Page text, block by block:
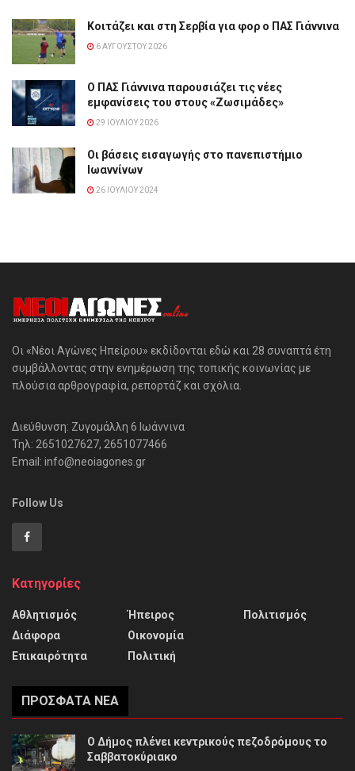
Κοιτάζει και στη Σερβία για φορ ο ΠΑΣ Γιάννινα
6 ΑΥΓΟΎΣΤΟΥ 2026
Ο ΠΑΣ Γιάννινα παρουσιάζει τις νέες
εμφανίσεις του στους «Ζωσιμάδες»
29 ΙΟΥΛΊΟΥ 2026
Οι βάσεις εισαγωγής στο πανεπιστήμιο
Ιωαννίνων
26 ΙΟΥΛΊΟΥ 2024
Οι «Νέοι Αγώνες Ηπείρου» εκδίδονται εδώ και 28 συναπτά έτη
συμβάλλοντας στην ενημέρωση της τοπικής κοινωνίας με
πλούσια αρθρογραφία, ρεπορτάζ και σχόλια.
Διεύθυνση: Ζυγομάλλη 6 Ιωάννινα
Τηλ: 2651027627, 2651077466
Email: info@neoiagones.gr
Follow Us
Κατηγορίες
Αθλητισμός
Διάφορα
Επικαιρότητα
Ήπειρος
Οικονομία
Πολιτική
Πολιτισμός
ΠΡΌΣΦΑΤΑ ΝΈΑ
Ο Δήμος πλένει κεντρικούς πεζοδρόμους το
Σαββατοκύριακο